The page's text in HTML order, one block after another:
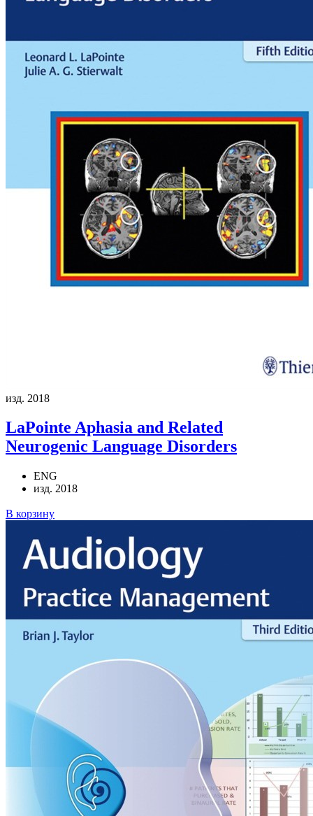
изд. 2018
LaPointe Aphasia and Related
Neurogenic Language Disorders
ENG
изд. 2018
В корзину